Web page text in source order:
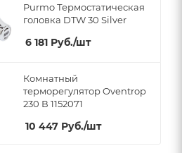
Purmo Термостатическая
головка DTW 30 Silver
6 181 Руб./шт
Комнатный
терморегулятор Oventrop
230 В 1152071
10 447 Руб./шт